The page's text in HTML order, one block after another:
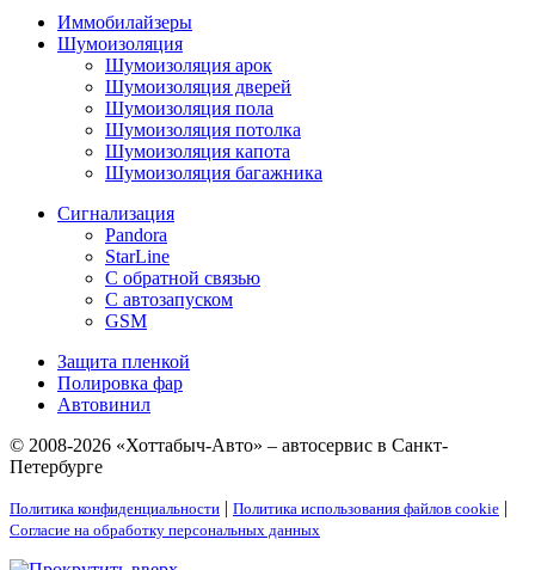
Иммобилайзеры
Шумоизоляция
Шумоизоляция арок
Шумоизоляция дверей
Шумоизоляция пола
Шумоизоляция потолка
Шумоизоляция капота
Шумоизоляция багажника
Сигнализация
Pandora
StarLine
С обратной связью
С автозапуском
GSM
Защита пленкой
Полировка фар
Автовинил
© 2008-2026 «Хоттабыч-Авто» – автосервис в Санкт-
Петербурге
Политика конфиденциальности | Политика использования файлов cookie |
Согласие на обработку персональных данных